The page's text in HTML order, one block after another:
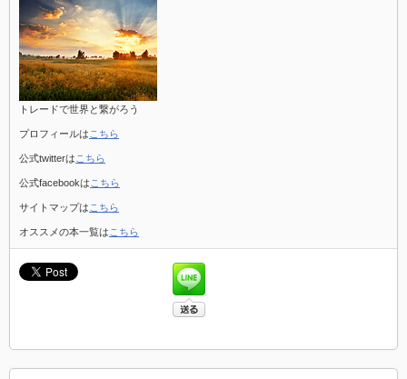
トレードで世界と繋がろう
プロフィールは こちら
公式twitterは こちら
公式facebookは こちら
サイトマップは こちら
オススメの本一覧は こちら